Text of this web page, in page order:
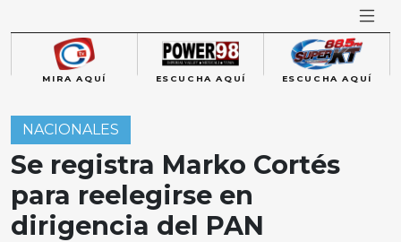
MIRA AQUÍ ESCUCHA AQUÍ ESCUCHA AQUÍ
NACIONALES
Se registra Marko Cortés
para reelegirse en
dirigencia del PAN